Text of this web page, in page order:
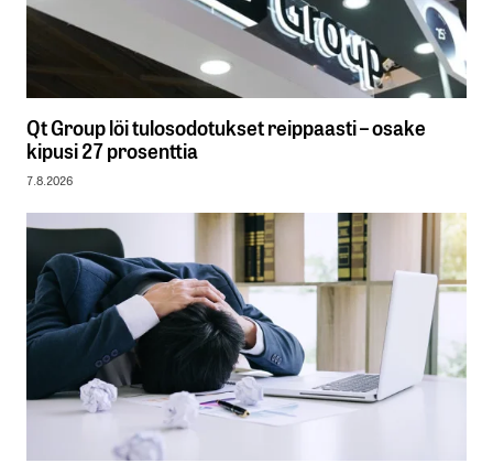
Qt Group löi tulosodotukset reippaasti – osake
kipusi 27 prosenttia
7.8.2026